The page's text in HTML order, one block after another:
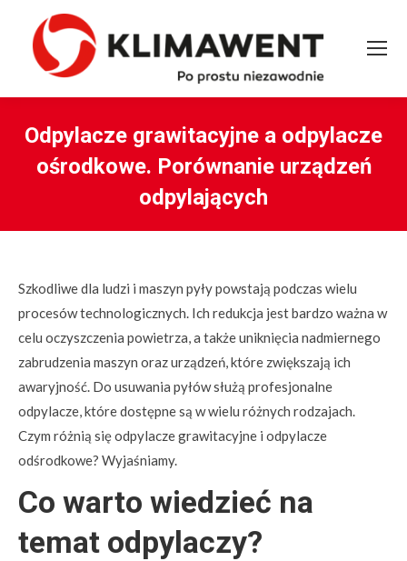
Odpylacze grawitacyjne a odpylacze
ośrodkowe. Porównanie urządzeń
odpylających
Szkodliwe dla ludzi i maszyn pyły powstają podczas wielu
procesów technologicznych. Ich redukcja jest bardzo ważna w
celu oczyszczenia powietrza, a także uniknięcia nadmiernego
zabrudzenia maszyn oraz urządzeń, które zwiększają ich
awaryjność. Do usuwania pyłów służą profesjonalne
odpylacze, które dostępne są w wielu różnych rodzajach.
Czym różnią się odpylacze grawitacyjne i odpylacze
odśrodkowe? Wyjaśniamy.
Co warto wiedzieć na
temat odpylaczy?